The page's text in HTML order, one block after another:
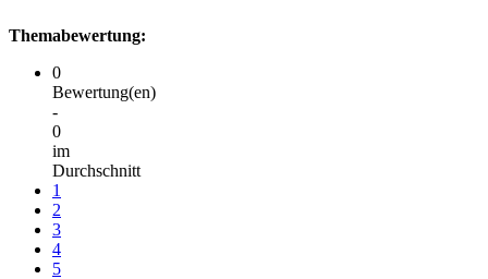
Themabewertung:
0
Bewertung(en)
-
0
im
Durchschnitt
1
2
3
4
5